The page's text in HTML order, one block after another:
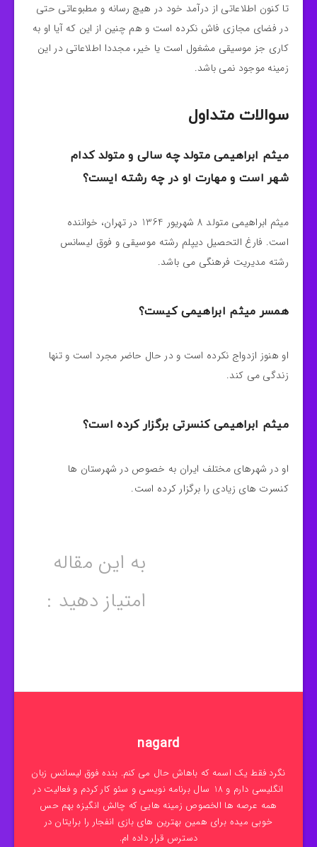
تا کنون اطلاعاتی از درآمد خود در هیچ رسانه و مطبوعاتی حتی
در فضای مجازی فاش نکرده است و هم چنین از این که آیا او به
کاری جز موسیقی مشغول است یا خیر، مجددا اطلاعاتی در این
زمینه موجود نمی باشد.
سوالات متداول
میثم ابراهیمی متولد چه سالی و متولد کدام
شهر است و مهارت او در چه رشته ایست؟
میثم ابراهیمی متولد 8 شهریور 1364 در تهران، خواننده
است. فارغ التحصیل دیپلم رشته موسیقی و فوق لیسانس
رشته مدیریت فرهنگی می باشد.
همسر میثم ابراهیمی کیست؟
او هنوز ازدواج نکرده است و در حال حاضر مجرد است و تنها
زندگی می کند.
میثم ابراهیمی کنسرتی برگزار کرده است؟
او در شهرهای مختلف ایران به خصوص در شهرستان ها
کنسرت های زیادی را برگزار کرده است.
به این مقاله
امتیاز دهید :
nagard
نگرد فقط یک اسمه که باهاش حال می کنم. بنده فوق لیسانس زبان
انگلیسی دارم و 18 سال برنامه نویسی و سئو کار کردم و فعالیت در
همه عرصه ها الخصوص زمینه هایی که چالش انگیزه بهم حس
خوبی میده برای همین بهترین های بازی انفجار را برایتان در
دسترس قرار داده ام.